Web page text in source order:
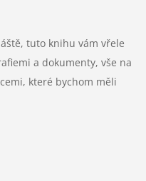
tuto knihu vám vřele
a dokumenty, vše na
které bychom měli